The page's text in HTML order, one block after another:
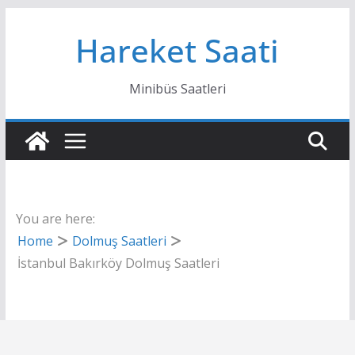
Hareket Saati
Minibüs Saatleri
You are here:
Home
Dolmuş Saatleri
İstanbul Bakırköy Dolmuş Saatleri